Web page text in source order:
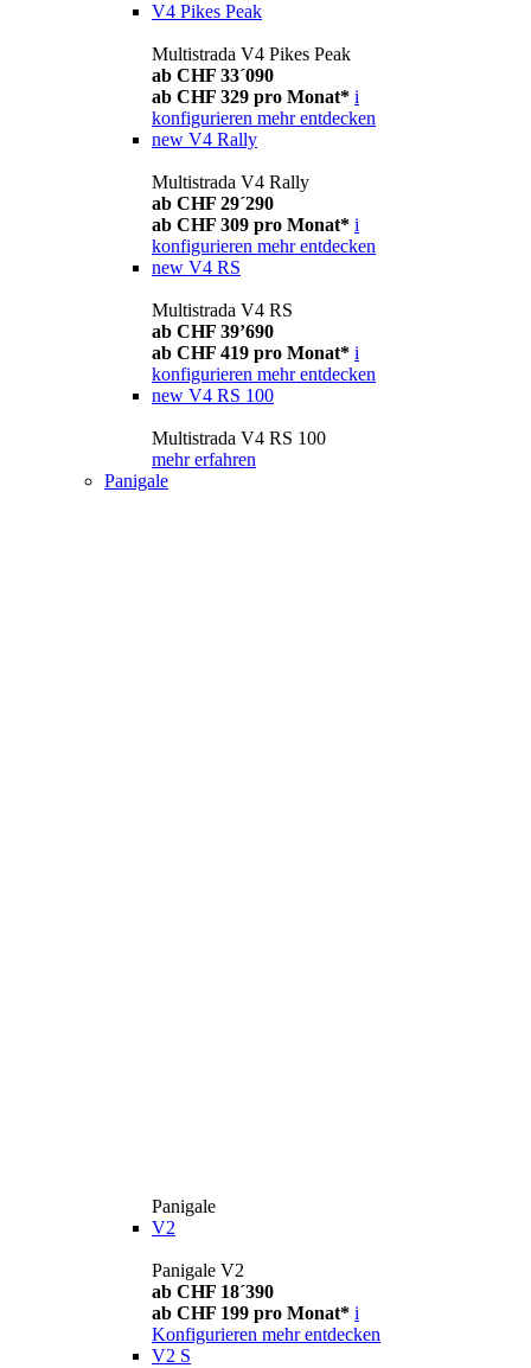
V4 Pikes Peak
Multistrada V4 Pikes Peak
ab CHF 33´090
ab CHF 329 pro Monat* i
konfigurieren mehr entdecken
new V4 Rally
Multistrada V4 Rally
ab CHF 29´290
ab CHF 309 pro Monat* i
konfigurieren mehr entdecken
new V4 RS
Multistrada V4 RS
ab CHF 39’690
ab CHF 419 pro Monat* i
konfigurieren mehr entdecken
new V4 RS 100
Multistrada V4 RS 100
mehr erfahren
Panigale
Panigale
V2
Panigale V2
ab CHF 18´390
ab CHF 199 pro Monat* i
Konfigurieren mehr entdecken
V2 S